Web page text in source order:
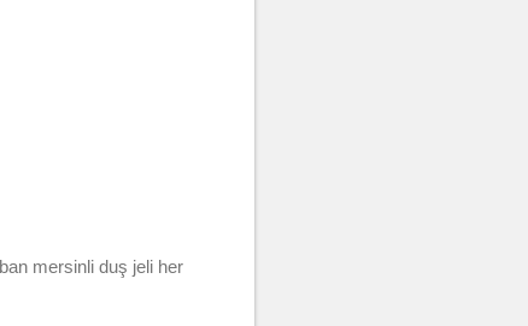
mersinli duş jeli her